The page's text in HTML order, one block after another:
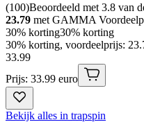
(100)Beoordeeld met 3.8 van
23.79 met GAMMA
30% korting30% korting
30% korting, voordeelprijs:
33.99
Prijs: 33.99 euro
Bekijk alles in trapspin